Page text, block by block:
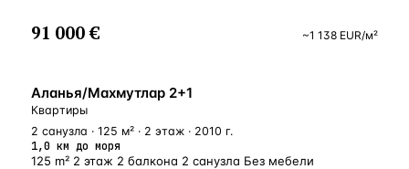
91 000 € ~1 138 EUR/м²
БЛИЗКО К МОРЮ
Аланья/Махмутлар 2+1
Квартиры
2 санузла · 125 м² · 2 этаж · 2010 г.
1,0 км до моря
125 m² 2 этаж 2 балкона 2 санузла Без мебели